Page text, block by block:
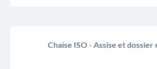
Chaise ISO - Assise et dossier